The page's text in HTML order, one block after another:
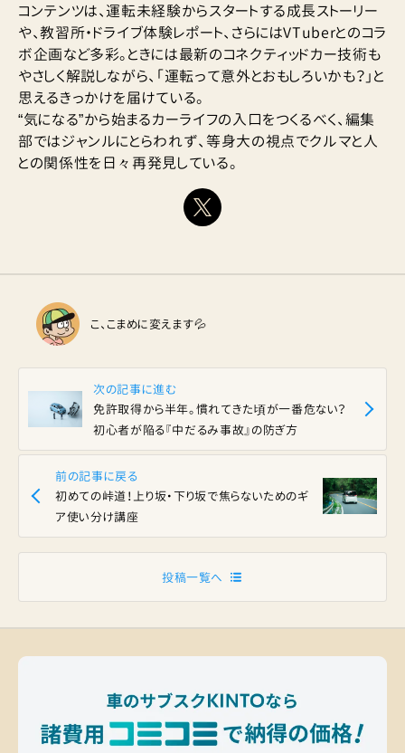
コンテンツは、運転未経験からスタートする成長ストーリー
や、教習所・ドライブ体験レポート、さらにはVTuberとのコラ
ボ企画など多彩。ときには最新のコネクティッドカー技術も
やさしく解説しながら、「運転って意外とおもしろいかも？」と
思えるきっかけを届けている。
“気になる”から始まるカーライフの入口をつくるべく、編集
部ではジャンルにとらわれず、等身大の視点でクルマと人
との関係性を日々再発見している。
こ、こまめに変えます💦
前の記事に戻る
初めての峠道！上り坂・下り坂で焦らないためのギ
ア使い分け講座
次の記事に進む
免許取得から半年。慣れてきた頃が一番危ない？
初心者が陥る『中だるみ事故』の防ぎ方
投稿一覧へ